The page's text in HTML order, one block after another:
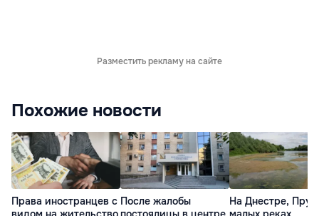
Разместить рекламу на сайте
Похожие новости
Права иностранцев с После жалобы
На Днестре,